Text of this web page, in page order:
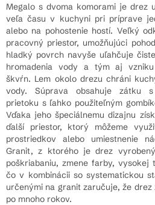
Megalo s dvoma komorami je drez
veľa času v kuchyni pri príprave
alebo na pohostenie hostí. Veľký
pracovný priestor, umožňujúci
hladký povrch navyše uľahčuje
hromadenia vody a tým aj vzniku
škvŕn. Lem okolo drezu chráni
vody. Súprava obsahuje zátku
prietoku s ľahko použiteľným
Vďaka jeho špeciálnemu dizajnu
ďalší priestor, ktorý môžeme
prostriedkov alebo umiestnenie
Granit, z ktorého je drez
poškriabaniu, zmene farby,
čo v kombinácii so systematickou
určenými na granit zaručuje, že
po mnoho rokov.